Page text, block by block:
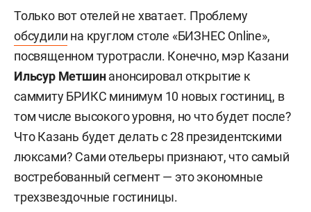
Только вот отелей не хватает. Проблему
обсудили на круглом столе «БИЗНЕС Online»,
посвященном туротрасли. Конечно, мэр Казани
Ильсур Метшинанонсировал открытие к
саммиту БРИКС минимум 10 новых гостиниц, в
том числе высокого уровня, но что будет после?
Что Казань будет делать с 28 президентскими
люксами? Сами отельеры признают, что самый
востребованный сегмент — это экономные
трехзвездочные гостиницы.